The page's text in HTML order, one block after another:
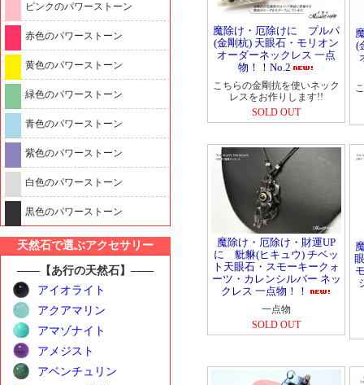
ピンクのパワーストーン
赤色のパワーストーン
黄色のパワーストーン
緑色のパワーストーン
青色のパワーストーン
紫色のパワーストーン
白色のパワーストーン
黒色のパワーストーン
天然石で選ぶアクセサリー
――【あ行の天然石】――
アイオライト
アクアマリン
アマゾナイト
アメジスト
アベンチュリン
魔除け・厄除けに プルパ
(金剛杭) 天眼石・モリオン
オーダーネックレス 一点
物！！No.2
こちらの金剛抗を使いネック
レスをお作りします!!
SOLD OUT
(
魔除け・厄除け・財運UP
に 豼貅(ヒキュウ) チベッ
ト天眼石・スモーキークォ
ーツ・カレンシルバー ネッ
クレス 一点物！！
一点物
SOLD OUT